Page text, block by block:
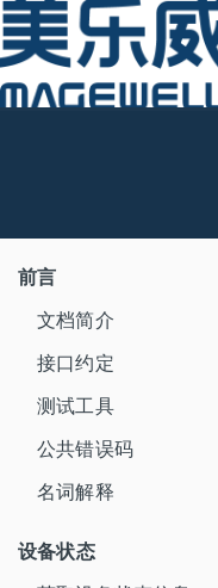
前言
文档简介
接口约定
测试工具
公共错误码
名词解释
设备状态